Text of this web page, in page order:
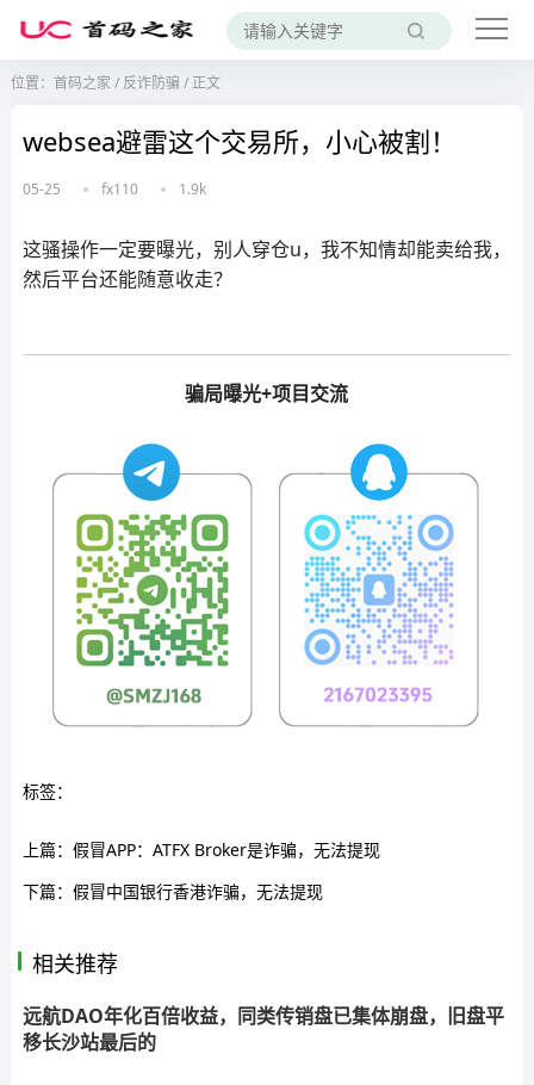
位置： 首码之家 / 反诈防骗 /正文
websea避雷这个交易所，小心被割！
05-25 fx110 1.9k
这骚操作一定要曝光，别人穿仓u，我不知情却能卖给我，
然后平台还能随意收走？
骗局曝光+项目交流
标签：
上篇： 假冒APP：ATFX Broker是诈骗，无法提现
下篇： 假冒中国银行香港诈骗，无法提现
相关推荐
远航DAO年化百倍收益，同类传销盘已集体崩盘，旧盘平
移长沙站最后的